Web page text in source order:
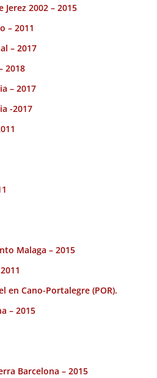
Jerez 2002 – 2015
– 2011
– 2017
2018
– 2017
-2017
Malaga – 2015
en Cano-Portalegre (POR).
– 2015
Barcelona – 2015